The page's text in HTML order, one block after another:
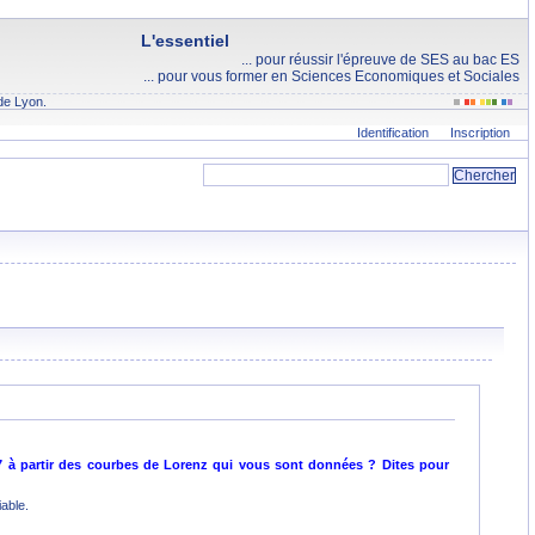
L'essentiel
... pour réussir l'épreuve de SES au bac ES
... pour vous former en Sciences Economiques et Sociales
Lyon.
Identification Inscription
à partir des courbes de Lorenz qui vous sont données ? Dites pour